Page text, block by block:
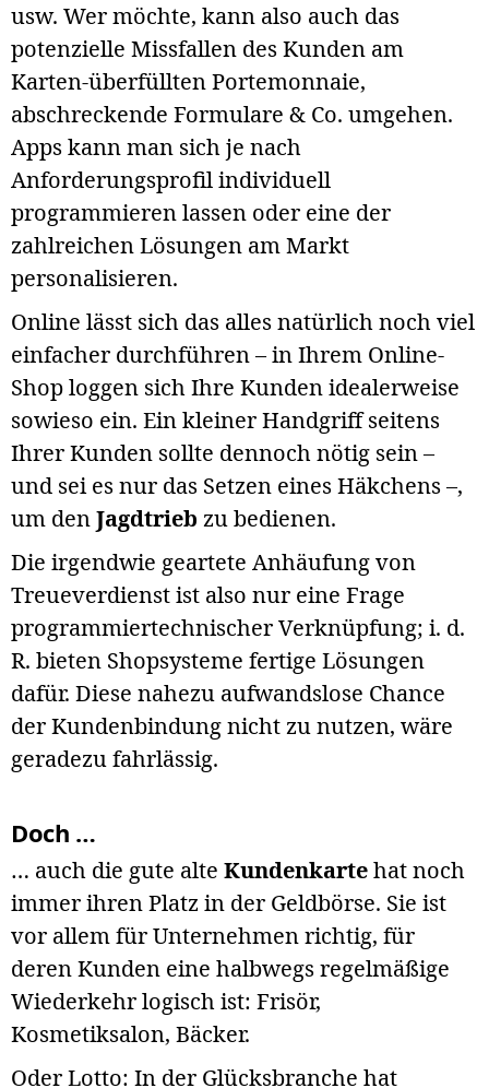
usw. Wer möchte, kann also auch das
potenzielle Missfallen des Kunden am
Karten-überfüllten Portemonnaie,
abschreckende Formulare & Co. umgehen.
Apps kann man sich je nach
Anforderungsprofil individuell
programmieren lassen oder eine der
zahlreichen Lösungen am Markt
personalisieren.
Online lässt sich das alles natürlich noch viel
einfacher durchführen – in Ihrem Online-
Shop loggen sich Ihre Kunden idealerweise
sowieso ein. Ein kleiner Handgriff seitens
Ihrer Kunden sollte dennoch nötig sein –
und sei es nur das Setzen eines Häkchens –,
um denJagdtrieb zu bedienen.
Die irgendwie geartete Anhäufung von
Treueverdienst ist also nur eine Frage
programmiertechnischer Verknüpfung; i. d.
R. bieten Shopsysteme fertige Lösungen
dafür. Diese nahezu aufwandslose Chance
der Kundenbindung nicht zu nutzen, wäre
geradezu fahrlässig.
Doch …
… auch die gute alte Kundenkartehat noch
immer ihren Platz in der Geldbörse. Sie ist
vor allem für Unternehmen richtig, für
deren Kunden eine halbwegs regelmäßige
Wiederkehr logisch ist: Frisör,
Kosmetiksalon, Bäcker.
Oder Lotto: In der Glücksbranche hat